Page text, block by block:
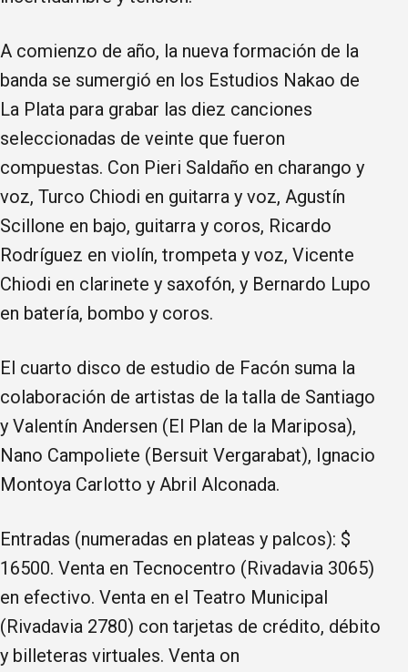
A comienzo de año, la nueva formación de la
banda se sumergió en los Estudios Nakao de
La Plata para grabar las diez canciones
seleccionadas de veinte que fueron
compuestas. Con Pieri Saldaño en charango y
voz, Turco Chiodi en guitarra y voz, Agustín
Scillone en bajo, guitarra y coros, Ricardo
Rodríguez en violín, trompeta y voz, Vicente
Chiodi en clarinete y saxofón, y Bernardo Lupo
en batería, bombo y coros.
El cuarto disco de estudio de Facón suma la
colaboración de artistas de la talla de Santiago
y Valentín Andersen (El Plan de la Mariposa),
Nano Campoliete (Bersuit Vergarabat), Ignacio
Montoya Carlotto y Abril Alconada.
Entradas (numeradas en plateas y palcos): $
16500. Venta en Tecnocentro (Rivadavia 3065)
en efectivo. Venta en el Teatro Municipal
(Rivadavia 2780) con tarjetas de crédito, débito
y billeteras virtuales. Venta on